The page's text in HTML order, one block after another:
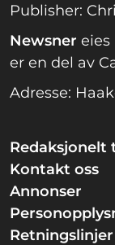
Publisher:
Newsner eies
er en del av
Adresse:
Redaksjonelt
Kontakt oss
Annonser